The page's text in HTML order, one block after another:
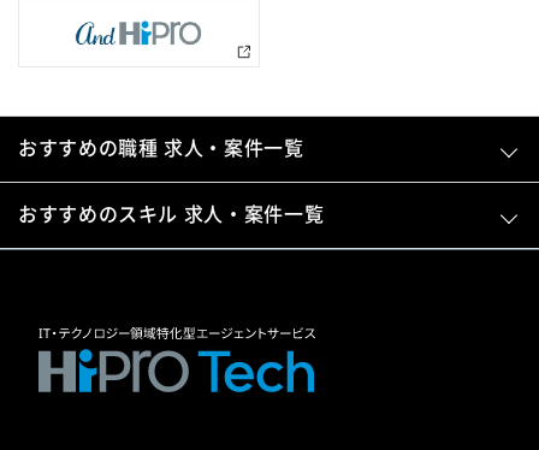
おすすめの職種 求人・案件一覧
おすすめのスキル 求人・案件一覧